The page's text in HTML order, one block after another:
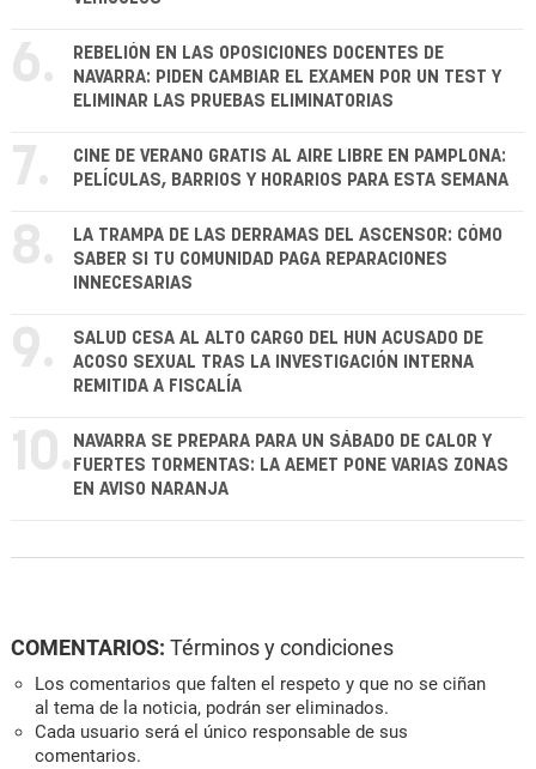
6.
REBELIÓN EN LAS OPOSICIONES DOCENTES DE
NAVARRA: PIDEN CAMBIAR EL EXAMEN POR UN TEST Y
ELIMINAR LAS PRUEBAS ELIMINATORIAS
7.
CINE DE VERANO GRATIS AL AIRE LIBRE EN PAMPLONA:
PELÍCULAS, BARRIOS Y HORARIOS PARA ESTA SEMANA
8.
LA TRAMPA DE LAS DERRAMAS DEL ASCENSOR: CÓMO
SABER SI TU COMUNIDAD PAGA REPARACIONES
INNECESARIAS
9.
SALUD CESA AL ALTO CARGO DEL HUN ACUSADO DE
ACOSO SEXUAL TRAS LA INVESTIGACIÓN INTERNA
REMITIDA A FISCALÍA
10. NAVARRA SE PREPARA PARA UN SÁBADO DE CALOR Y
FUERTES TORMENTAS: LA AEMET PONE VARIAS ZONAS
EN AVISO NARANJA
COMENTARIOS: Términos y condiciones
Los comentarios que falten el respeto y que no se ciñan
al tema de la noticia, podrán ser eliminados.
Cada usuario será el único responsable de sus
comentarios.